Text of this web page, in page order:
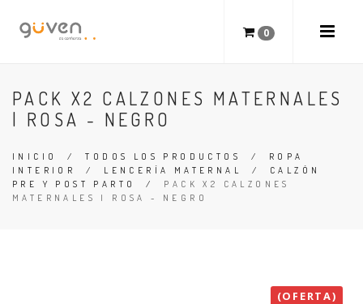
0
PACK X2 CALZONES MATERNALES
| ROSA - NEGRO
INICIO /TODOS LOS PRODUCTOS / ROPA
INTERIOR
/ LENCERÍA MATERNAL / CALZÓN
PRE Y POST PARTO
/ PACK X2 CALZONES
MATERNALES | ROSA - NEGRO
(OFERTA)